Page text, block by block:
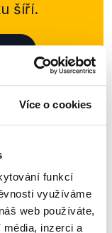
Více o cookies
funkcí
využíváme
web používáte,
inzerci a
šíří.
naši